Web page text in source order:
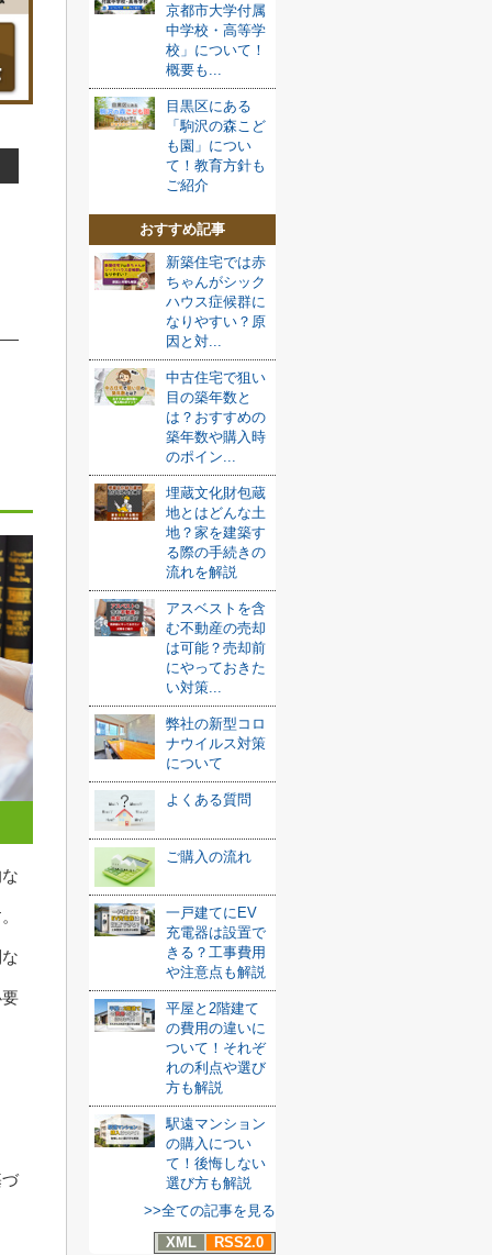
京都市大学付属
中学校・高等学
校」について！
概要も...
目黒区にある
「駒沢の森こど
も園」につい
て！教育方針も
ご紹介
おすすめ記事
新築住宅では赤
ちゃんがシック
ハウス症候群に
なりやすい？原
因と対...
中古住宅で狙い
目の築年数と
は？おすすめの
築年数や購入時
のポイン...
埋蔵文化財包蔵
地とはどんな土
地？家を建築す
る際の手続きの
流れを解説
アスベストを含
む不動産の売却
は可能？売却前
にやっておきた
い対策...
弊社の新型コロ
ナウイルス対策
について
よくある質問
ご購入の流れ
一戸建てにEV
充電器は設置で
きる？工事費用
や注意点も解説
平屋と2階建て
の費用の違いに
ついて！それぞ
れの利点や選び
方も解説
駅遠マンション
の購入につい
て！後悔しない
選び方も解説
>>全ての記事を見る
XML
RSS2.0